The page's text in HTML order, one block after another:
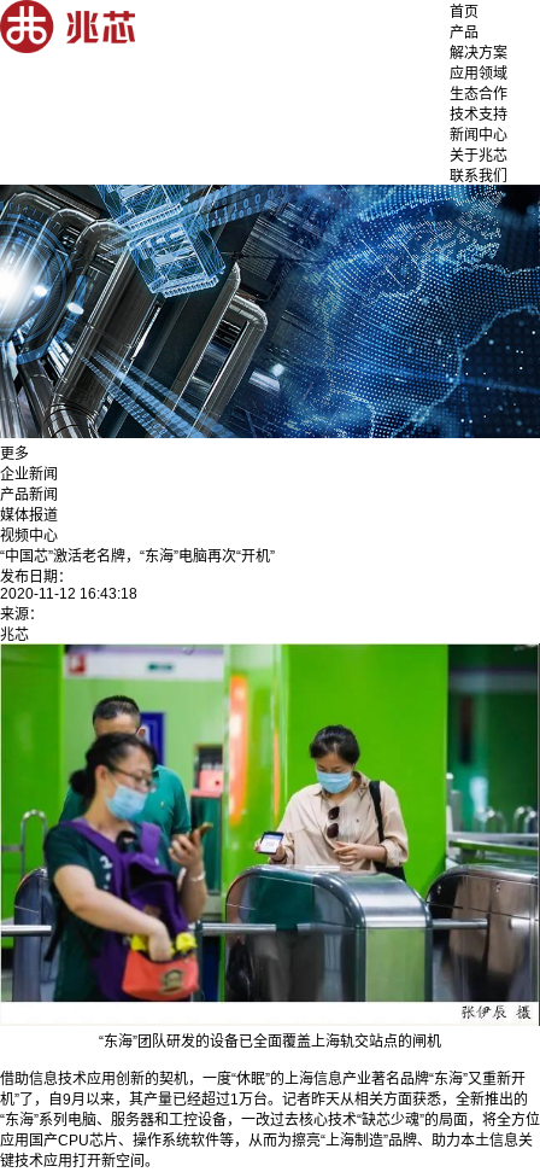
首页
产品
解决方案
应用领域
生态合作
技术支持
新闻中心
关于兆芯
联系我们
更多
企业新闻
产品新闻
媒体报道
视频中心
“中国芯”激活老名牌，“东海”电脑再次“开机”
发布日期：
2020-11-12 16:43:18
来源：
兆芯
“东海”团队研发的设备已全面覆盖上海轨交站点的闸机
借助信息技术应用创新的契机，一度“休眠”的上海信息产业著名品牌“东海”又重新开
机”了，自9月以来，其产量已经超过1万台。记者昨天从相关方面获悉，全新推出的
“东海”系列电脑、服务器和工控设备，一改过去核心技术“缺芯少魂”的局面，将全方位
应用国产CPU芯片、操作系统软件等，从而为擦亮“上海制造”品牌、助力本土信息关
键技术应用打开新空间。